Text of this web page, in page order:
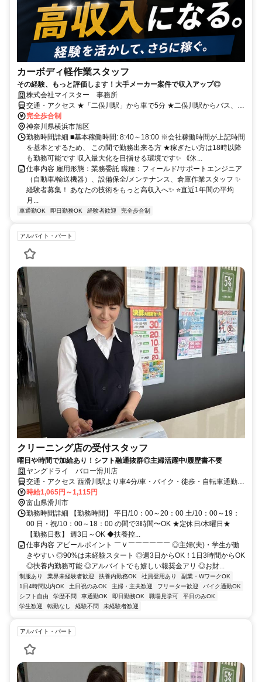
カーボディ軽作業スタッフ
その経験、もっと評価します！大手メーカー案件で収入アップ◎
株式会社マイスター 事務所
交通・アクセス ★「二俣川駅」から車で5分 ★二俣川駅からバス、バ
ス停「南本宿交差点」下車、徒歩11分 ★車通勤OK
完全歩合制
神奈川県横浜市旭区
勤務時間詳細 ■基本稼働時間: 8:40～18:00 ※会社稼働時間が上記時間
を基本とするため、 この間で勤務出来る方 ★稼ぎたい方は18時以降
も勤務可能です 収入最大化を目指せる環境です✨ ｟休...
仕事内容 雇用形態：業務委託 職種：フィールド/サポートエンジニア
（自動車/輸送機器）、設備保全/メンテナンス、倉庫作業スタッフ ✨
経験者募集！ あなたの技術をもっと高収入へ✨ ⭐直近1年間の平均
月...
車通勤OK 即日勤務OK 経験者歓迎 完全歩合制
アルバイト・パート
クリーニング店の受付スタッフ
曜日や時間で加給あり！シフト融通抜群◎主婦活躍中/履歴書不要
ヤングドライ バロー滑川店
交通・アクセス 西滑川駅より車4分/車・バイク・徒歩・自転車通勤
OK
時給1,065円～1,115円
富山県滑川市
勤務時間詳細 【勤務時間】 平日/10：00～20：00 土/10：00～19：
00 日・祝/10：00～18：00 の間で3時間〜OK ★定休日/木曜日★
【勤務日数】 週3日～OK ◆扶養控...
仕事内容 アピールポイント ￣Ｖ￣￣￣￣￣￣ ◎主婦(夫)・学生が働
きやすい ◎90%は未経験スタート ◎週3日からOK！1日3時間からOK
◎扶養内勤務可能 ◎アルバイトでも嬉しい報奨金アリ ◎お財...
制服あり 業界未経験者歓迎 扶養内勤務OK 社員登用あり
副業・WワークOK
1日4時間以内OK
土日祝のみOK 主婦・主夫歓迎 フリーター歓迎
バイク通勤OK
シフト自由
学歴不問 車通勤OK 即日勤務OK 職場見学可
平日のみOK
学生歓迎
転勤なし 経験不問 未経験者歓迎
アルバイト・パート